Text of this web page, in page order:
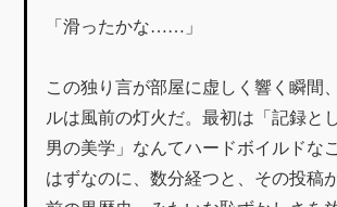
「滑ったかな……」
この独り言が部屋に虚しく響く瞬間
ルは風前の灯火だ。最初は「記録と
男の美学」なんてハードボイルドな
はずなのに、数分経つと、その投稿